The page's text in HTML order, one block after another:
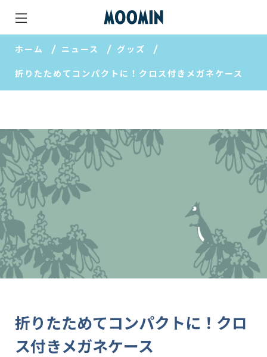
ホーム ニュース グッズ
折りたためてコンパクトに！クロス付きメガネケース
折りたためてコンパクトに！クロ
ス付きメガネケース